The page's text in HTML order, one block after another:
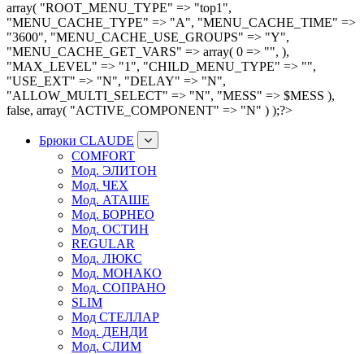
array( "ROOT_MENU_TYPE" => "top1",
"MENU_CACHE_TYPE" => "A", "MENU_CACHE_TIME" =>
"3600", "MENU_CACHE_USE_GROUPS" => "Y",
"MENU_CACHE_GET_VARS" => array( 0 => "", ),
"MAX_LEVEL" => "1", "CHILD_MENU_TYPE" => "",
"USE_EXT" => "N", "DELAY" => "N",
"ALLOW_MULTI_SELECT" => "N", "MESS" => $MESS ),
false, array( "ACTIVE_COMPONENT" => "N" ) );?>
Брюки CLAUDE
COMFORT
Мод. ЭЛИТОН
Мод. ЧЕХ
Мод. АТАШЕ
Мод. БОРНЕО
Мод. ОСТИН
REGULAR
Мод. ЛЮКС
Мод. МОНАКО
Мод. СОПРАНО
SLIM
Мод СТЕЛЛАР
Мод. ДЕНДИ
Мод. СЛИМ